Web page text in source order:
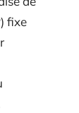
fixe